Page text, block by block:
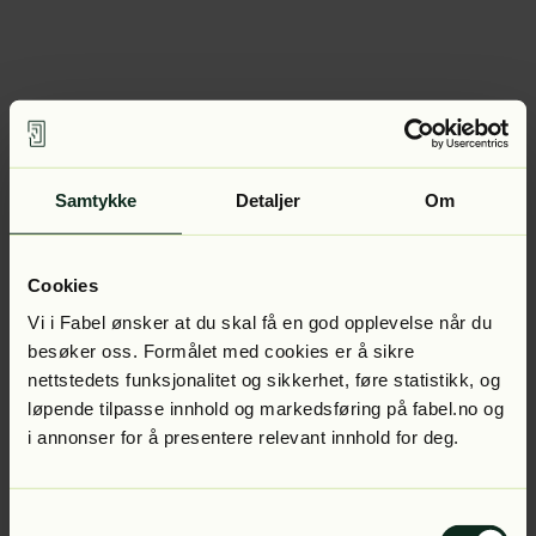
Samtykke Detaljer Om
Cookies
Vi i Fabel ønsker at du skal få en god opplevelse når du
besøker oss. Formålet med cookies er å sikre
nettstedets funksjonalitet og sikkerhet, føre statistikk, og
løpende tilpasse innhold og markedsføring på fabel.no og
i annonser for å presentere relevant innhold for deg.